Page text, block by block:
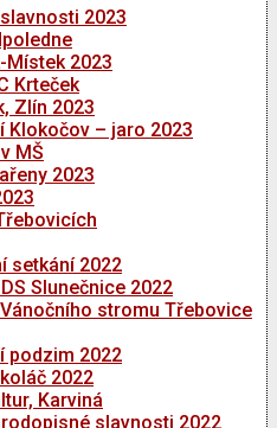
2023
Místek 2023
Krteček
Zlín 2023
Klokočov – jaro 2023
MŠ
2023
setkání 2022
Slunečnice 2022
stromu Třebovice
podzim 2022
2022
Karviná
slavnosti 2022